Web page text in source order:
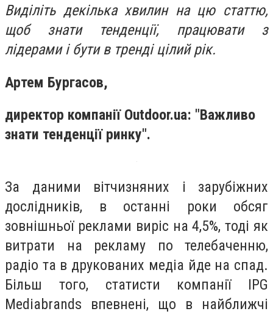
Виділіть декілька хвилин на цю статтю,
щоб знати тенденції, працювати з
лідерами і бути в тренді цілий рік.
Артем Бургасов,
директор компанії Outdoor.ua: "Важливо
знати тенденції ринку".
За даними вітчизняних і зарубіжних
дослідників, в останні роки обсяг
зовнішньої реклами виріс на 4,5%, тоді як
витрати на рекламу по телебаченню,
радіо та в друкованих медіа йде на спад.
Більш того, статисти компанії IPG
Mediabrands впевнені, що в найближчі